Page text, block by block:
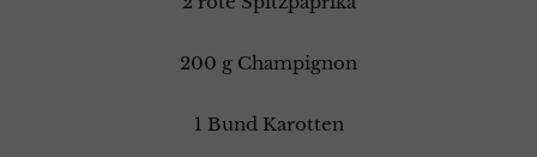
200 g Champignon
1 Bund Karotten